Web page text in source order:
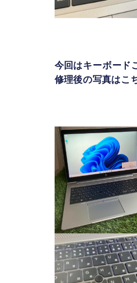
今回はキーボード
修理後の写真はこ